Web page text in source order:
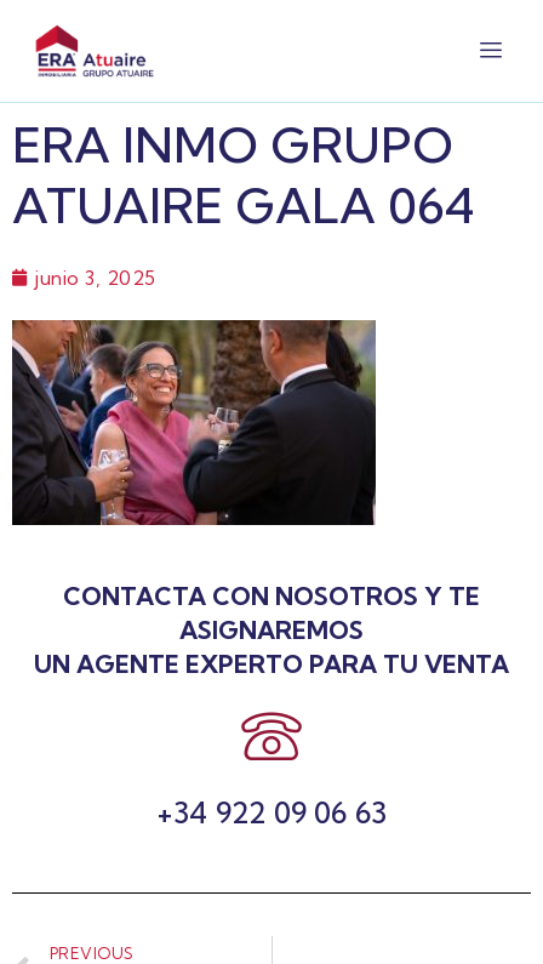
ERA INMO GRUPO
ATUAIRE GALA 064
junio 3, 2025
CONTACTA CON NOSOTROS Y TE
ASIGNAREMOS
UN AGENTE EXPERTO PARA TU VENTA
+34 922 09 06 63
PREVIOUS